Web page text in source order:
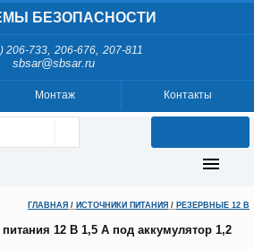
БЕЗОПАСНОСТИ
206-733, 206-676, 207-811
sbsar@sbsar.ru
Контакты
Монтаж
ГЛАВНАЯ / ИСТОЧНИКИ ПИТАНИЯ / РЕЗЕРВНЫЕ 12 В
12 В 1,5 А под аккумулятор 1,2